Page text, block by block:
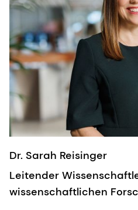
Dr. Sarah Reisinger
Leitender
wissenschaftlichen